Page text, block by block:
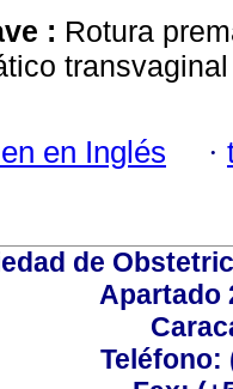
: Rotura
en Inglés ·
de
Apartado
Teléfono: